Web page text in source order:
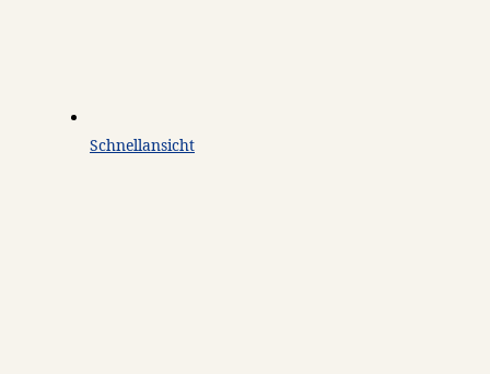
Schnellansicht